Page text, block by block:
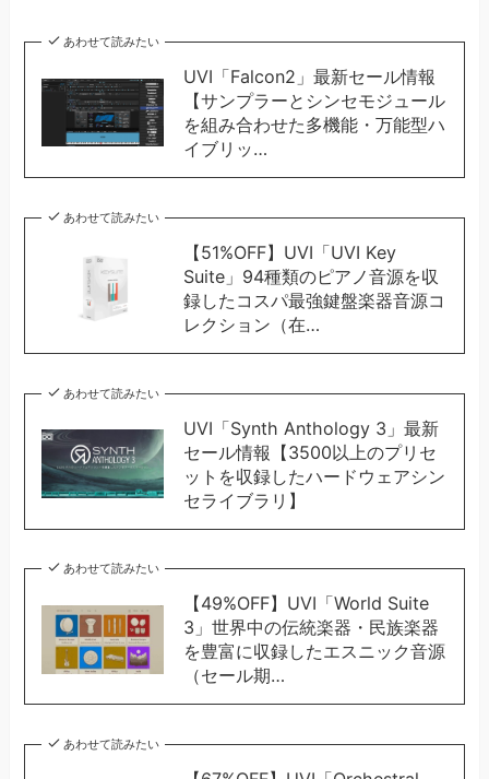
あわせて読みたい
UVI「Falcon2」最新セール情報
【サンプラーとシンセモジュール
を組み合わせた多機能・万能型ハ
イブリッ…
あわせて読みたい
【51%OFF】UVI「UVI Key
Suite」94種類のピアノ音源を収
録したコスパ最強鍵盤楽器音源コ
レクション（在…
あわせて読みたい
UVI「Synth Anthology 3」最新
セール情報【3500以上のプリセ
ットを収録したハードウェアシン
セライブラリ】
あわせて読みたい
【49%OFF】UVI「World Suite
3」世界中の伝統楽器・民族楽器
を豊富に収録したエスニック音源
（セール期…
あわせて読みたい